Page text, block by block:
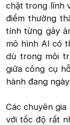
chặt trong lĩnh
điểm thường
tính từng gây
mô hình AI có
dù trong môi
giữa công cụ
hành đang
Các chuyên
với tốc độ rất